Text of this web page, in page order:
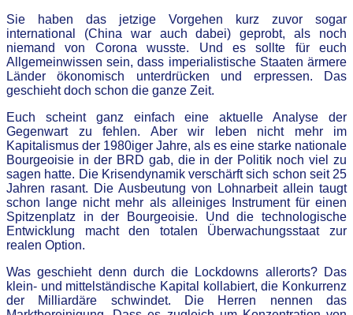
Sie haben das jetzige Vorgehen kurz zuvor sogar
international (China war auch dabei) geprobt, als noch
niemand von Corona wusste. Und es sollte für euch
Allgemeinwissen sein, dass imperialistische Staaten ärmere
Länder ökonomisch unterdrücken und erpressen. Das
geschieht doch schon die ganze Zeit.
Euch scheint ganz einfach eine aktuelle Analyse der
Gegenwart zu fehlen. Aber wir leben nicht mehr im
Kapitalismus der 1980iger Jahre, als es eine starke nationale
Bourgeoisie in der BRD gab, die in der Politik noch viel zu
sagen hatte. Die Krisendynamik verschärft sich schon seit 25
Jahren rasant. Die Ausbeutung von Lohnarbeit allein taugt
schon lange nicht mehr als alleiniges Instrument für einen
Spitzenplatz in der Bourgeoisie. Und die technologische
Entwicklung macht den totalen Überwachungsstaat zur
realen Option.
Was geschieht denn durch die Lockdowns allerorts? Das
klein- und mittelständische Kapital kollabiert, die Konkurrenz
der Milliardäre schwindet. Die Herren nennen das